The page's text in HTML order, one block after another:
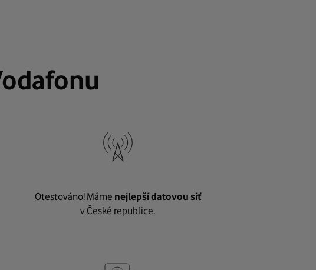
Otestováno! Máme nejlepší datovou síť
v České republice.